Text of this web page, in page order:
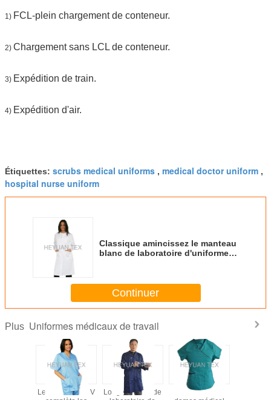
1) FCL-plein chargement de conteneur.
2) Chargement sans LCL de conteneur.
3) Expédition de train.
4) Expédition d'air.
Étiquettes: scrubs medical uniforms , medical doctor uniform ,
hospital nurse uniform
Classique amincissez le manteau
blanc de laboratoire d'uniformes
Continuer
Plus Uniformes médicaux de travail
Le décolleté en V
Long manteau de
Le travail de